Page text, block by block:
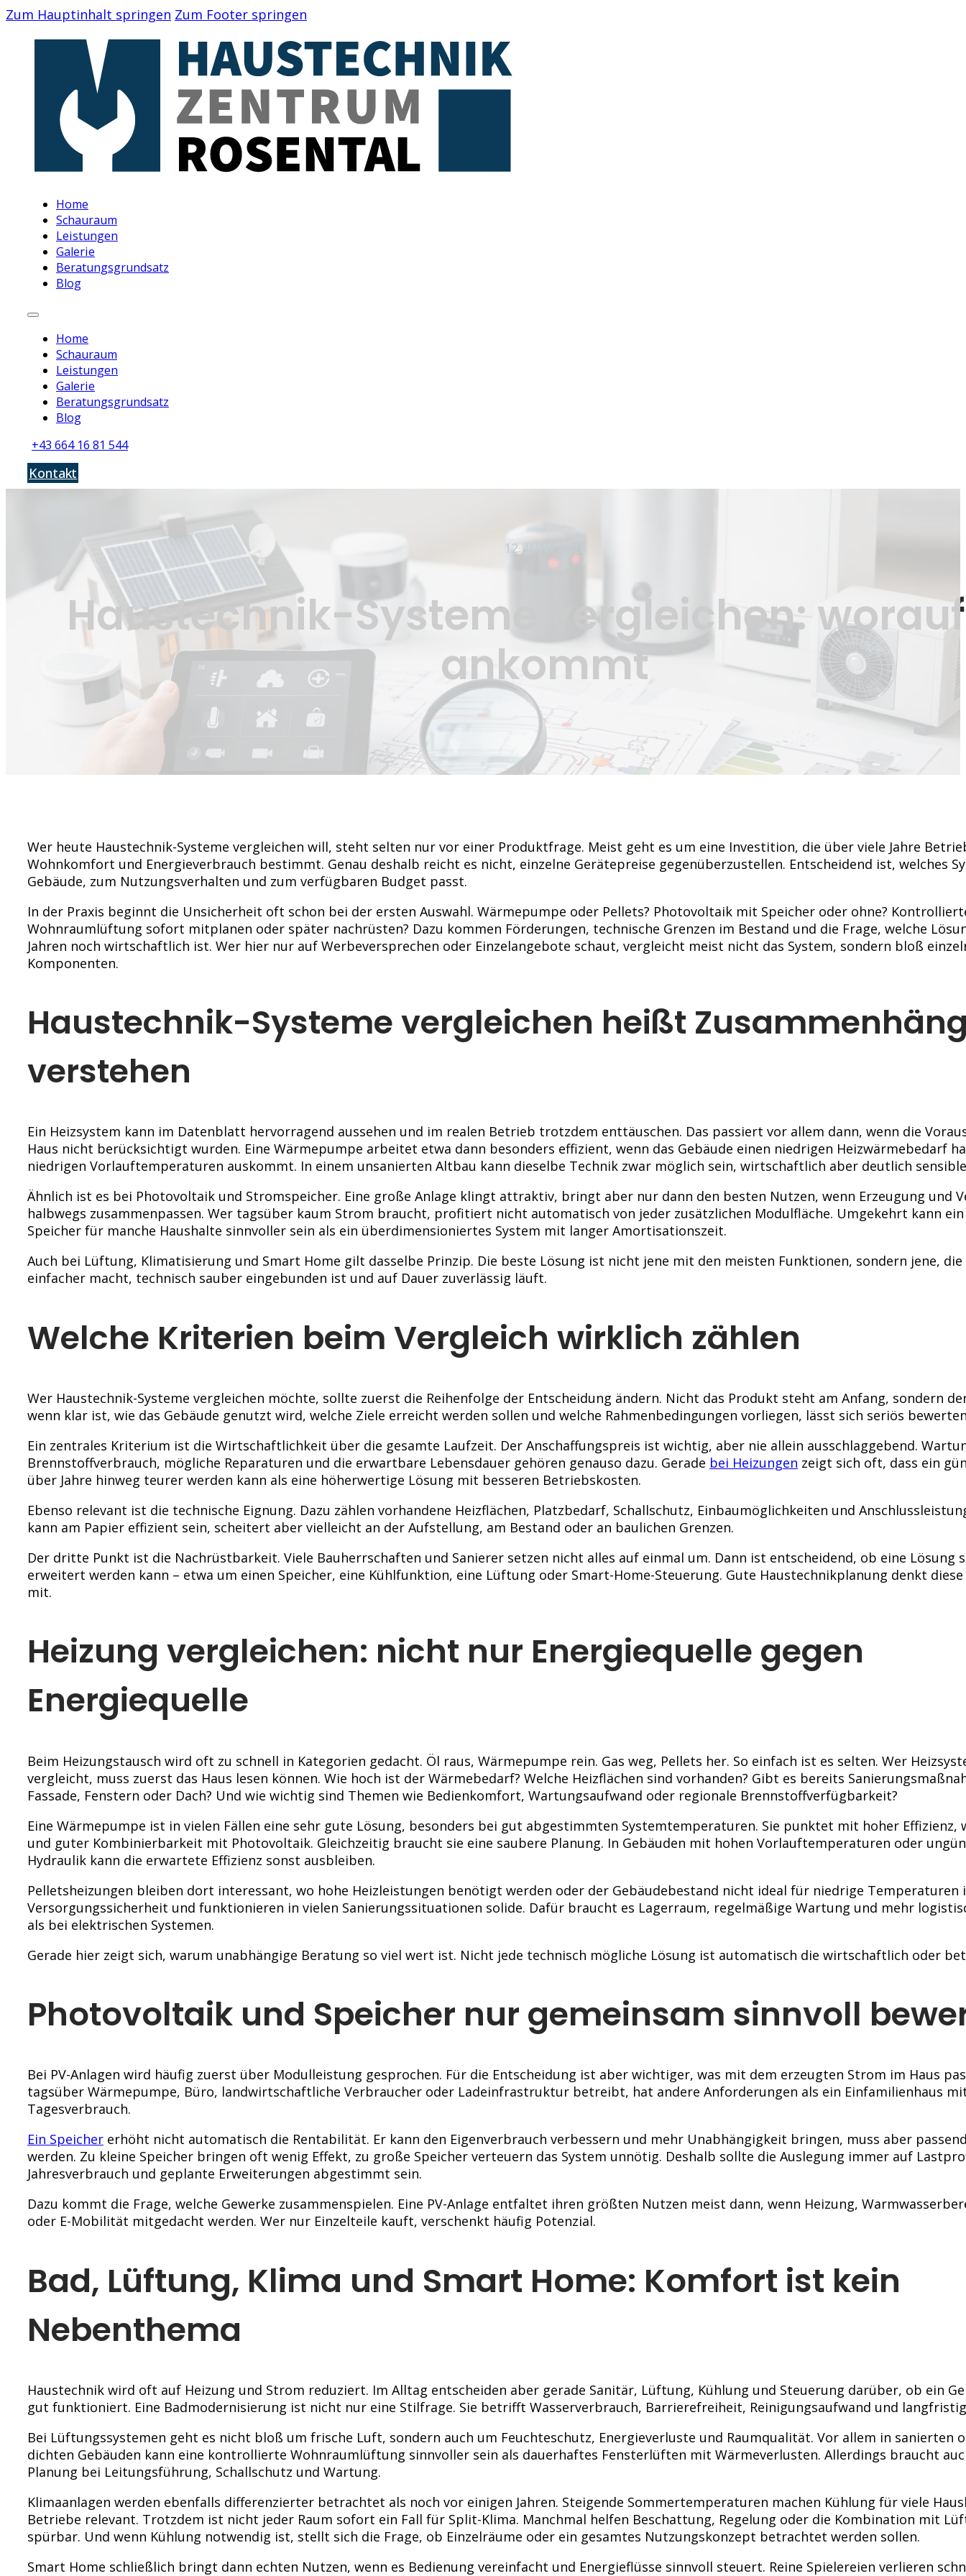
Zum Hauptinhalt springen Zum Footer springen
Home
Schauraum
Leistungen
Galerie
Beratungsgrundsatz
Blog
Home
Schauraum
Leistungen
Galerie
Beratungsgrundsatz
Blog
+43 664 16 81 544
Kontakt
12. JUNI 2026
Haustechnik-Systeme vergleichen:
ankommt
Wer heute Haustechnik-Systeme vergleichen will, steht selten nur vor einer Produktfrage. Meist geht es um eine Investition, die über viele Jahre
Wohnkomfort und Energieverbrauch bestimmt. Genau deshalb reicht es nicht, einzelne Gerätepreise gegenüberzustellen. Entscheidend ist, welches
Gebäude, zum Nutzungsverhalten und zum verfügbaren Budget passt.
In der Praxis beginnt die Unsicherheit oft schon bei der ersten Auswahl. Wärmepumpe oder Pellets? Photovoltaik mit Speicher oder ohne?
Wohnraumlüftung sofort mitplanen oder später nachrüsten? Dazu kommen Förderungen, technische Grenzen im Bestand und die Frage, welche
Jahren noch wirtschaftlich ist. Wer hier nur auf Werbeversprechen oder Einzelangebote schaut, vergleicht meist nicht das System, sondern bloß
Komponenten.
Haustechnik-Systeme vergleichen heißt
verstehen
Ein Heizsystem kann im Datenblatt hervorragend aussehen und im realen Betrieb trotzdem enttäuschen. Das passiert vor allem dann, wenn die
Haus nicht berücksichtigt wurden. Eine Wärmepumpe arbeitet etwa dann besonders effizient, wenn das Gebäude einen niedrigen Heizwärmebedarf
niedrigen Vorlauftemperaturen auskommt. In einem unsanierten Altbau kann dieselbe Technik zwar möglich sein, wirtschaftlich aber deutlich
Ähnlich ist es bei Photovoltaik und Stromspeicher. Eine große Anlage klingt attraktiv, bringt aber nur dann den besten Nutzen, wenn Erzeugung und
halbwegs zusammenpassen. Wer tagsüber kaum Strom braucht, profitiert nicht automatisch von jeder zusätzlichen Modulfläche. Umgekehrt kann
Speicher für manche Haushalte sinnvoller sein als ein überdimensioniertes System mit langer Amortisationszeit.
Auch bei Lüftung, Klimatisierung und Smart Home gilt dasselbe Prinzip. Die beste Lösung ist nicht jene mit den meisten Funktionen, sondern jene,
einfacher macht, technisch sauber eingebunden ist und auf Dauer zuverlässig läuft.
Welche Kriterien beim Vergleich wirklich zählen
Wer Haustechnik-Systeme vergleichen möchte, sollte zuerst die Reihenfolge der Entscheidung ändern. Nicht das Produkt steht am Anfang, sondern
wenn klar ist, wie das Gebäude genutzt wird, welche Ziele erreicht werden sollen und welche Rahmenbedingungen vorliegen, lässt sich seriös
Ein zentrales Kriterium ist die Wirtschaftlichkeit über die gesamte Laufzeit. Der Anschaffungspreis ist wichtig, aber nie allein ausschlaggebend.
Brennstoffverbrauch, mögliche Reparaturen und die erwartbare Lebensdauer gehören genauso dazu. Gerade bei Heizungen zeigt sich oft, dass ein
über Jahre hinweg teurer werden kann als eine höherwertige Lösung mit besseren Betriebskosten.
Ebenso relevant ist die technische Eignung. Dazu zählen vorhandene Heizflächen, Platzbedarf, Schallschutz, Einbaumöglichkeiten und
kann am Papier effizient sein, scheitert aber vielleicht an der Aufstellung, am Bestand oder an baulichen Grenzen.
Der dritte Punkt ist die Nachrüstbarkeit. Viele Bauherrschaften und Sanierer setzen nicht alles auf einmal um. Dann ist entscheidend, ob eine Lösung
erweitert werden kann – etwa um einen Speicher, eine Kühlfunktion, eine Lüftung oder Smart-Home-Steuerung. Gute Haustechnikplanung denkt
mit.
Heizung vergleichen: nicht nur Energiequelle gegen
Energiequelle
Beim Heizungstausch wird oft zu schnell in Kategorien gedacht. Öl raus, Wärmepumpe rein. Gas weg, Pellets her. So einfach ist es selten. Wer
vergleicht, muss zuerst das Haus lesen können. Wie hoch ist der Wärmebedarf? Welche Heizflächen sind vorhanden? Gibt es bereits
Fassade, Fenstern oder Dach? Und wie wichtig sind Themen wie Bedienkomfort, Wartungsaufwand oder regionale Brennstoffverfügbarkeit?
Eine Wärmepumpe ist in vielen Fällen eine sehr gute Lösung, besonders bei gut abgestimmten Systemtemperaturen. Sie punktet mit hoher Effizienz,
und guter Kombinierbarkeit mit Photovoltaik. Gleichzeitig braucht sie eine saubere Planung. In Gebäuden mit hohen Vorlauftemperaturen oder
Hydraulik kann die erwartete Effizienz sonst ausbleiben.
Pelletsheizungen bleiben dort interessant, wo hohe Heizleistungen benötigt werden oder der Gebäudebestand nicht ideal für niedrige Temperaturen
Versorgungssicherheit und funktionieren in vielen Sanierungssituationen solide. Dafür braucht es Lagerraum, regelmäßige Wartung und mehr
als bei elektrischen Systemen.
Gerade hier zeigt sich, warum unabhängige Beratung so viel wert ist. Nicht jede technisch mögliche Lösung ist automatisch die wirtschaftlich oder
Photovoltaik und Speicher nur gemeinsam sinnvoll
Bei PV-Anlagen wird häufig zuerst über Modulleistung gesprochen. Für die Entscheidung ist aber wichtiger, was mit dem erzeugten Strom im Haus
tagsüber Wärmepumpe, Büro, landwirtschaftliche Verbraucher oder Ladeinfrastruktur betreibt, hat andere Anforderungen als ein Einfamilienhaus
Tagesverbrauch.
Ein Speicher erhöht nicht automatisch die Rentabilität. Er kann den Eigenverbrauch verbessern und mehr Unabhängigkeit bringen, muss aber
werden. Zu kleine Speicher bringen oft wenig Effekt, zu große Speicher verteuern das System unnötig. Deshalb sollte die Auslegung immer auf
Jahresverbrauch und geplante Erweiterungen abgestimmt sein.
Dazu kommt die Frage, welche Gewerke zusammenspielen. Eine PV-Anlage entfaltet ihren größten Nutzen meist dann, wenn Heizung,
oder E-Mobilität mitgedacht werden. Wer nur Einzelteile kauft, verschenkt häufig Potenzial.
Bad, Lüftung, Klima und Smart Home: Komfort ist kein
Nebenthema
Haustechnik wird oft auf Heizung und Strom reduziert. Im Alltag entscheiden aber gerade Sanitär, Lüftung, Kühlung und Steuerung darüber, ob ein
gut funktioniert. Eine Badmodernisierung ist nicht nur eine Stilfrage. Sie betrifft Wasserverbrauch, Barrierefreiheit, Reinigungsaufwand und
Bei Lüftungssystemen geht es nicht bloß um frische Luft, sondern auch um Feuchteschutz, Energieverluste und Raumqualität. Vor allem in sanierten
dichten Gebäuden kann eine kontrollierte Wohnraumlüftung sinnvoller sein als dauerhaftes Fensterlüften mit Wärmeverlusten. Allerdings braucht
Planung bei Leitungsführung, Schallschutz und Wartung.
Klimaanlagen werden ebenfalls differenzierter betrachtet als noch vor einigen Jahren. Steigende Sommertemperaturen machen Kühlung für viele
Betriebe relevant. Trotzdem ist nicht jeder Raum sofort ein Fall für Split-Klima. Manchmal helfen Beschattung, Regelung oder die Kombination mit
spürbar. Und wenn Kühlung notwendig ist, stellt sich die Frage, ob Einzelräume oder ein gesamtes Nutzungskonzept betrachtet werden sollen.
Smart Home schließlich bringt dann echten Nutzen, wenn es Bedienung vereinfacht und Energieflüsse sinnvoll steuert. Reine Spielereien verlieren